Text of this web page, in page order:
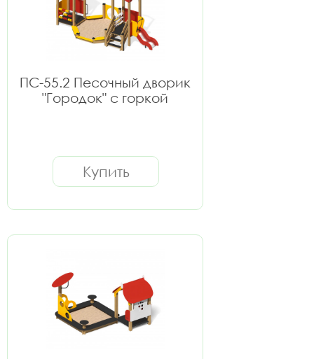
ПС-55.2 Песочный дворик
"Городок" с горкой
Купить